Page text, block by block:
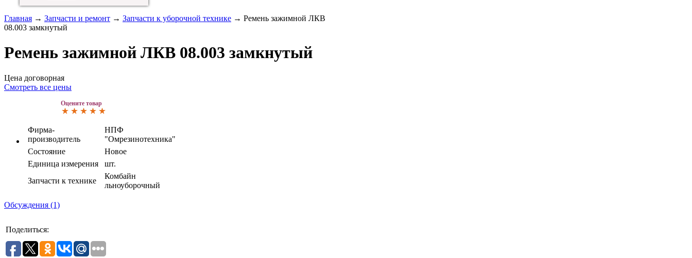
Главная → Запчасти и ремонт → Запчасти к уборочной технике → Ремень зажимной ЛКВ
08.003 замкнутый
Ремень зажимной ЛКВ 08.003 замкнутый
Цена договорная
Смотреть все цены
Оцените товар
Фирма-
производитель
НПФ
"Омрезинотехника"
Состояние
Новое
Единица измерения
шт.
Запчасти к технике
Комбайн
льноуборочный
Обсуждения (1)
Поделиться: